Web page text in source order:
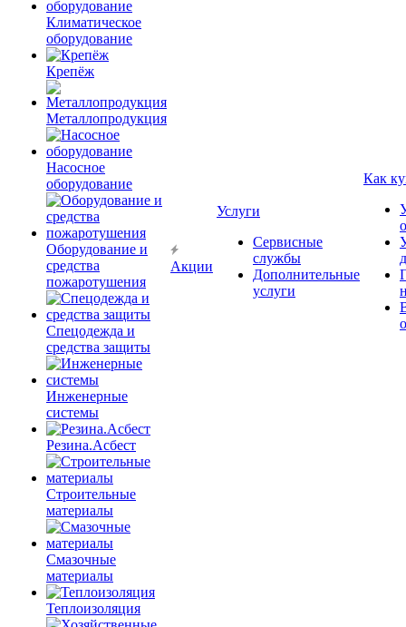
Климатическое
оборудование
Крепёж
Металлопродукция
Насосное
оборудование
Оборудование и
средства
пожаротушения
Спецодежда и
средства защиты
Инженерные
системы
Резина.Асбест
Строительные
материалы
Смазочные
материалы
Теплоизоляция
Акции
Услуги
Сервисные
службы
Дополнительные
услуги
Как